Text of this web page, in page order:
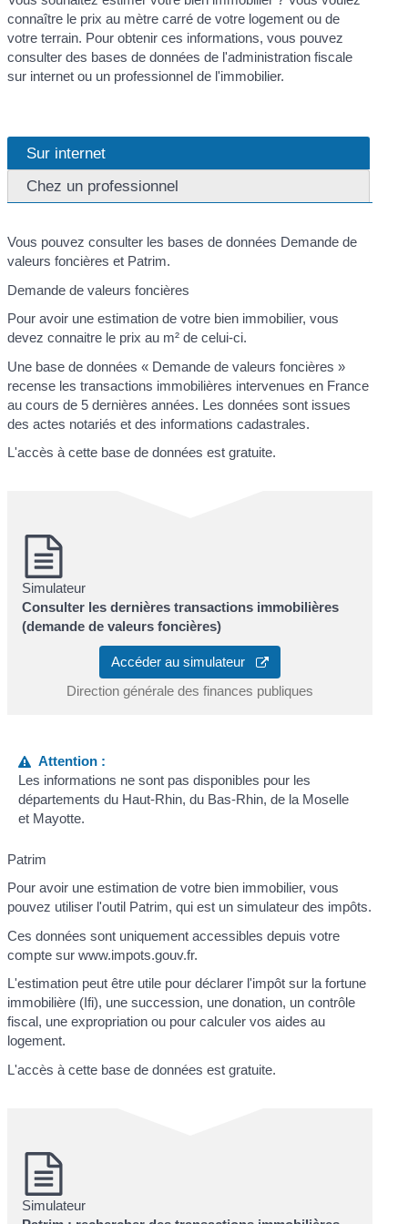
connaître le prix au mètre carré de votre logement ou de
votre terrain. Pour obtenir ces informations, vous pouvez
consulter des bases de données de l'administration fiscale
sur internet ou un professionnel de l'immobilier.
Sur internet
Chez un professionnel
Vous pouvez consulter les bases de données Demande de
valeurs foncières et Patrim.
Demande de valeurs foncières
Pour avoir une estimation de votre bien immobilier, vous
devez connaitre le prix au m² de celui-ci.
Une base de données « Demande de valeurs foncières »
recense les transactions immobilières intervenues en France
au cours de 5 dernières années. Les données sont issues
des actes notariés et des informations cadastrales.
L'accès à cette base de données est gratuite.
Simulateur
Consulter les dernières transactions immobilières
(demande de valeurs foncières)
Accéder au simulateur
Direction générale des finances publiques
Attention :
Les informations ne sont pas disponibles pour les
départements du Haut-Rhin, du Bas-Rhin, de la Moselle
et Mayotte.
Patrim
Pour avoir une estimation de votre bien immobilier, vous
pouvez utiliser l'outil Patrim, qui est un simulateur des impôts.
Ces données sont uniquement accessibles depuis votre
compte sur www.impots.gouv.fr.
L'estimation peut être utile pour déclarer l'impôt sur la fortune
immobilière (Ifi), une succession, une donation, un contrôle
fiscal, une expropriation ou pour calculer vos aides au
logement.
L'accès à cette base de données est gratuite.
Simulateur